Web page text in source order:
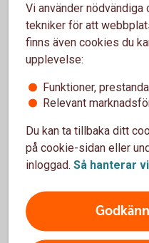
Trafik, hel och halv
försäkringarna?
gälla?
Om man
täcker
Vi använder
tekniker för att
finns även cookies du
upplevelse:
Funktioner,
Relevant
Du kan ta tillbaka ditt
på cookie-sidan eller
inloggad. Så hanterar vi